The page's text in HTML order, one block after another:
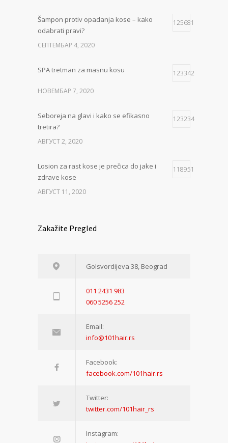
Šampon protiv opadanja kose – kako
odabrati pravi?
125681
СЕПТЕМБАР 4, 2020
SPA tretman za masnu kosu 123342
НОВЕМБАР 7, 2020
Seboreja na glavi i kako se efikasno
tretira?
123234
АВГУСТ 2, 2020
Losion za rast kose je prečica do jake i
zdrave kose
118951
АВГУСТ 11, 2020
Zakažite Pregled
Golsvordijeva 38, Beograd
011 2431 983
060 5256 252
Email:
info@101hair.rs
Facebook:
facebook.com/101hair.rs
Twitter:
twitter.com/101hair_rs
Instagram: